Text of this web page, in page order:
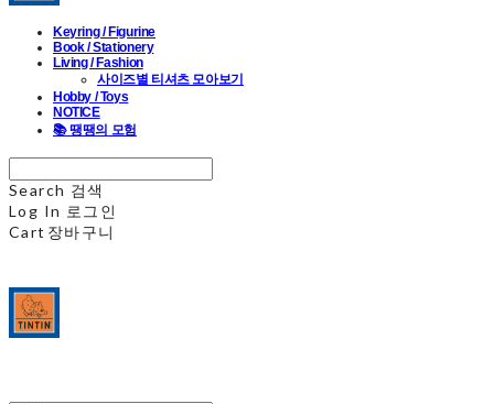
Keyring / Figurine
Book / Stationery
Living / Fashion
사이즈별 티셔츠 모아보기
Hobby / Toys
NOTICE
📚 땡땡의 모험
Search 검색
Log In 로그인
Cart 장바구니